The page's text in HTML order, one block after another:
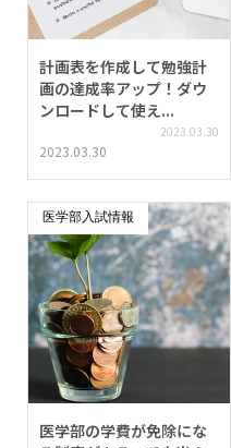
計画表を作成して勉強計
画の達成率アップ！ダウ
ンロードして使え...
2023.03.30
2023.03.30
医学部入試情報
医学部の学費が免除にな